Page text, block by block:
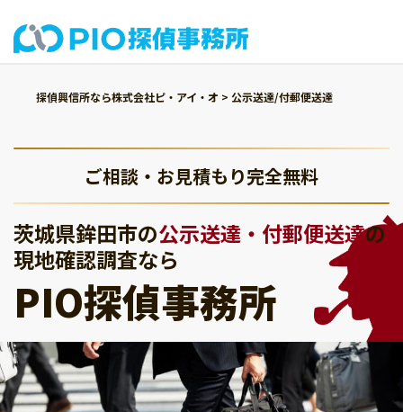
探偵興信所なら株式会社ピ・アイ・オ > 公示送達/付郵便送達
ご相談・お見積もり完全無料
茨城県鉾田市の公示送達・付郵便送達の
現地確認調査なら
PIO探偵事務所